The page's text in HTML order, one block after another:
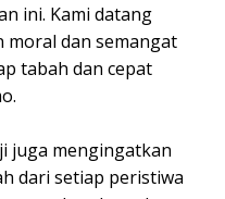
ini. Kami datang
dan semangat
tabah dan cepat
juga mengingatkan
dari setiap peristiwa